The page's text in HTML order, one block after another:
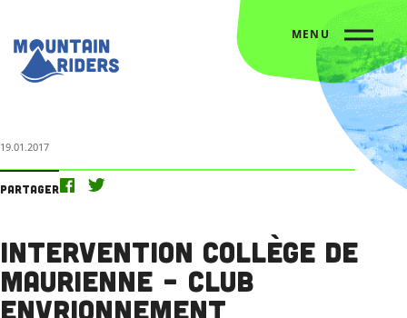
MENU
19.01.2017
Partager
Intervention collège de
Maurienne – Club
envrionnement